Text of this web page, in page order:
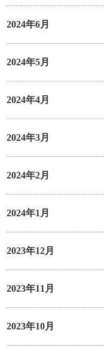
2024年6月
2024年5月
2024年4月
2024年3月
2024年2月
2024年1月
2023年12月
2023年11月
2023年10月